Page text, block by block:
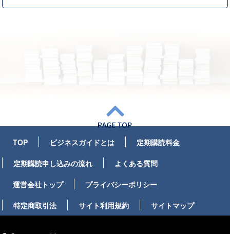
TOP ビジネスガイドとは 定期購読料金
定期購読申し込みの流れ よくある質問
運営会社トップ プライバシーポリシー
特定商取引法 サイト利用規約 サイトマップ